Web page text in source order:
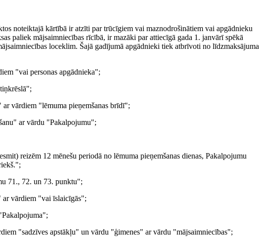
noteiktajā kārtībā ir atzīti par trūcīgiem vai maznodrošinātiem vai apgādnieku
paliek mājsaimniecības rīcībā, ir mazāki par attiecīgā gada 1. janvārī spēkā
loceklim. Šajā gadījumā apgādnieki tiek atbrīvoti no līdzmaksājuma
"vai personas apgādnieka";
vārdiem "lēmuma pieņemšanas brīdī";
ar vārdu "Pakalpojumu";
reizēm 12 mēnešu periodā no lēmuma pieņemšanas dienas, Pakalpojumu
71., 72. un 73. punktu";
ar vārdiem "vai īslaicīgās";
"sadzīves apstākļu" un vārdu "ģimenes" ar vārdu "mājsaimniecības";